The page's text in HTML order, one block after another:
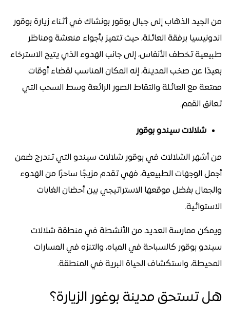
من الجيد الذهاب إلى جبال بوقور بونشاك في أثناء زيارة بوقور
اندونيسيا برفقة العائلة، حيث تتميز بأجواء منعشة ومناظر
طبيعية تخطف الأنفاس، إلى جانب الهدوء الذي يتيح الاسترخاء
بعيدًا عن صخب المدينة، إنه المكان المناسب لقضاء أوقات
ممتعة مع العائلة والتقاط الصور الرائعة وسط السحب التي
تعانق القمم.
شلالات سيندو بوقور
من أشهر الشلالات في بوقور شلالات سيندو التي تندرج ضمن
أجمل الوجهات الطبيعية، فهي تقدم مزيجًا ساحرًا من الهدوء
والجمال بفضل موقعها الاستراتيجي بين أحضان الغابات
الاستوائية.
ويمكن ممارسة العديد من الأنشطة في منطقة شلالات
سيندو بوقور كالسباحة في المياه، والتنزه في المسارات
المحيطة، واستكشاف الحياة البرية في المنطقة.
هل تستحق مدينة بوغور الزيارة؟